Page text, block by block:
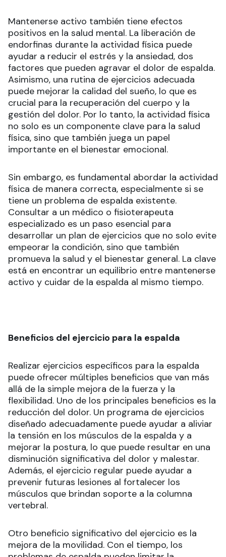
Mantenerse activo también tiene efectos
positivos en la salud mental. La liberación de
endorfinas durante la actividad física puede
ayudar a reducir el estrés y la ansiedad, dos
factores que pueden agravar el dolor de espalda.
Asimismo, una rutina de ejercicios adecuada
puede mejorar la calidad del sueño, lo que es
crucial para la recuperación del cuerpo y la
gestión del dolor. Por lo tanto, la actividad física
no solo es un componente clave para la salud
física, sino que también juega un papel
importante en el bienestar emocional.
Sin embargo, es fundamental abordar la actividad
física de manera correcta, especialmente si se
tiene un problema de espalda existente.
Consultar a un médico o fisioterapeuta
especializado es un paso esencial para
desarrollar un plan de ejercicios que no solo evite
empeorar la condición, sino que también
promueva la salud y el bienestar general. La clave
está en encontrar un equilibrio entre mantenerse
activo y cuidar de la espalda al mismo tiempo.
Beneficios del ejercicio para la espalda
Realizar ejercicios específicos para la espalda
puede ofrecer múltiples beneficios que van más
allá de la simple mejora de la fuerza y la
flexibilidad. Uno de los principales beneficios es la
reducción del dolor. Un programa de ejercicios
diseñado adecuadamente puede ayudar a aliviar
la tensión en los músculos de la espalda y a
mejorar la postura, lo que puede resultar en una
disminución significativa del dolor y malestar.
Además, el ejercicio regular puede ayudar a
prevenir futuras lesiones al fortalecer los
músculos que brindan soporte a la columna
vertebral.
Otro beneficio significativo del ejercicio es la
mejora de la movilidad. Con el tiempo, los